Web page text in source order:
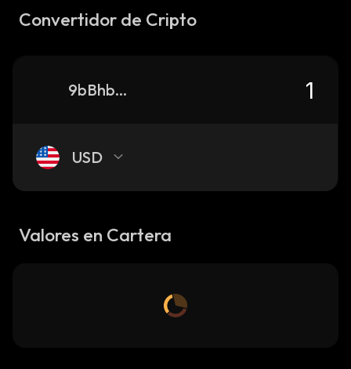
Convertidor de Cripto
9bBhbDnZZXt2gi8RvcD8Egybx1dP9NrCB6NFcSRThgTs_solana
USD
Valores en Cartera